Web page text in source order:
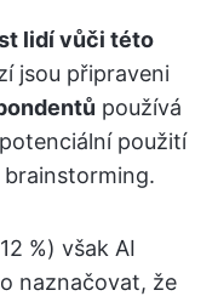
lidí vůči této
jsou připraveni
používá
použití
%) však AI
naznačovat, že